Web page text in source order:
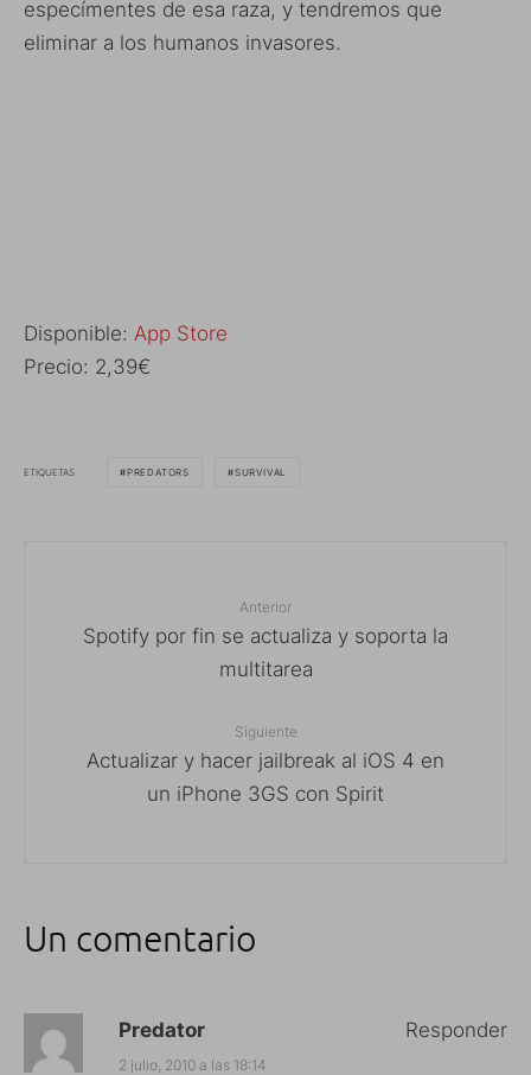
especímentes de esa raza, y tendremos que
eliminar a los humanos invasores.
Disponible: App Store
Precio: 2,39€
ETIQUETAS PREDATORS SURVIVAL
Anterior
Spotify por fin se actualiza y soporta la
multitarea
Siguiente
Actualizar y hacer jailbreak al iOS 4 en
un iPhone 3GS con Spirit
Un comentario
Predator
2 julio, 2010 a las 18:14
Responder